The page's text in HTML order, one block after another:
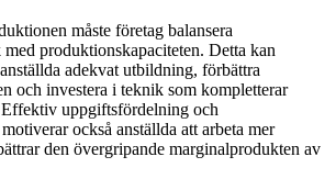
måste företag balansera
med produktionskapaciteten. Detta kan
adekvat utbildning, förbättra
och investera i teknik som kompletterar
uppgiftsfördelning och
också anställda att arbeta mer
den övergripande marginalprodukten av